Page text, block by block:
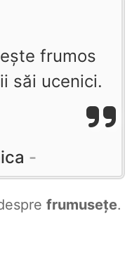
frumos
săi ucenici.
frumusețe.